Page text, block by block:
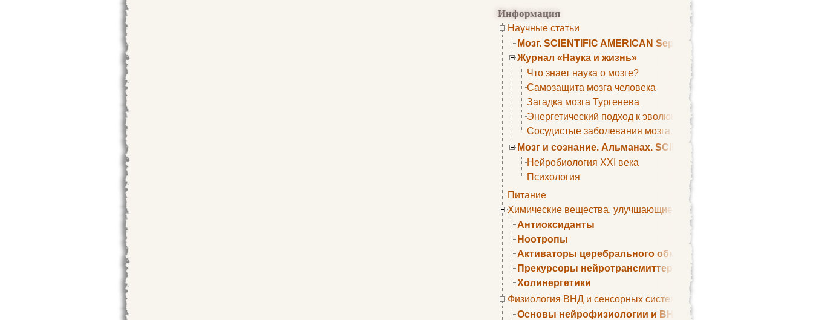
Информация
Научные статьи
Мозг. SCIENTIFIC AMERICAN September 1979
Журнал «Наука и жизнь»
Что знает наука о мозге?
Самозащита мозга человека
Загадка мозга Тургенева
Энергетический подход к эволюции мозга
Сосудистые заболевания мозга. Все может начаться с
Мозг и сознание. Альманах. SCIENTIFIC AMERICAN
Нейробиология XXI века
Психология
Питание
Химические вещества, улучшающие умственные способности
Антиоксиданты
Ноотропы
Активаторы церебрального обмена веществ
Прекурсоры нейротрансмиттеров
Холинергетики
Физиология ВНД и сенсорных систем
Основы нейрофизиологии и ВНД